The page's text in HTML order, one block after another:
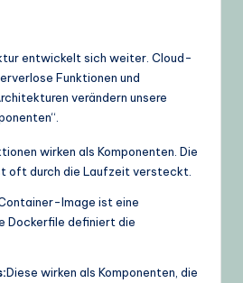
entwickelt sich weiter. Cloud-
Funktionen und
verändern unsere
wirken als Komponenten. Die
oft durch die Laufzeit versteckt.
Image ist eine
Dockerfile definiert die
Diese wirken als Komponenten, die